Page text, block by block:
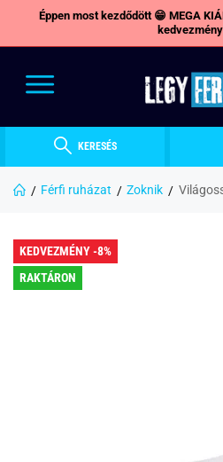
Éppen most kezdődött 😁 MEGA
KERESÉS
Férfi ruházat Zoknik
KEDVEZMÉNY -8%
RAKTÁRON